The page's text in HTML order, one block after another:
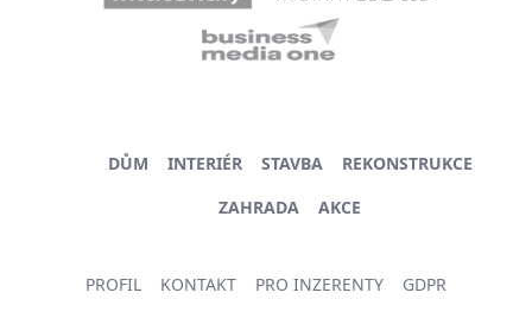
DŮM INTERIÉR STAVBA
REKONSTRUKCE
ZAHRADA
AKCE
PROFIL KONTAKT PRO INZERENTY GDPR